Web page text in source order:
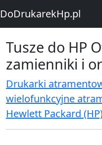
DoDrukarekHp.pl
Tusze do HP
zamienniki i
Drukarki
wielofunkcyjne
Hewlett Packard